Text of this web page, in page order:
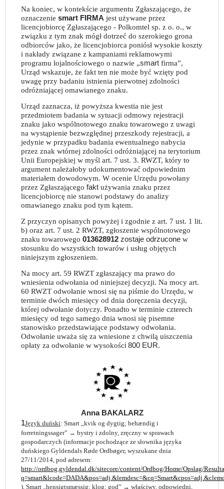
Na koniec, w kontekście argumentu Zgłaszającego, że
oznaczenie smart FIRMA jest używane przez
licencjobiorcę Zgłaszającego - Polkomtel sp. z o. o., w
związku z tym znak mógł dotrzeć do szerokiego grona
odbiorców jako, że licencjobiorca poniósł wysokie koszty
i nakłady związane z kampaniami reklamowymi
programu lojalnościowego o nazwie „smart firma”,
Urząd wskazuje, że fakt ten nie może być wzięty pod
uwagę przy badaniu istnienia pierwotnej zdolności
odróżniającej omawianego znaku.
Urząd zaznacza, iż powyższa kwestia nie jest
przedmiotem badania w sytuacji odmowy rejestracji
znaku jako wspólnotowego znaku towarowego z uwagi
na wystąpienie bezwzględnej przeszkody rejestracji, a
jedynie w przypadku badania ewentualnego nabycia
przez znak wtórnej zdolności odróżniającej na terytorium
Unii Europejskiej w myśl art. 7 ust. 3. RWZT, który to
argument należałoby udokumentować odpowiednim
materiałem dowodowym. W ocenie Urzędu powołany
przez Zgłaszającego fakt używania znaku przez
licencjobiorcę nie stanowi podstawy do analizy
omawianego znaku pod tym kątem.
Z przyczyn opisanych powyżej i zgodnie z art. 7 ust. 1 lit.
b) oraz art. 7 ust. 2 RWZT, zgłoszenie wspólnotowego
znaku towarowego 013628912 zostaje odrzucone w
stosunku do wszystkich towarów i usług objętych
niniejszym zgłoszeniem.
Na mocy art. 59 RWZT zgłaszający ma prawo do
wniesienia odwołania od niniejszej decyzji. Na mocy art.
60 RWZT odwołanie wnosi się na piśmie do Urzędu, w
terminie dwóch miesięcy od dnia doręczenia decyzji,
której odwołanie dotyczy. Ponadto w terminie czterech
miesięcy od tego samego dnia wnosi się pisemne
stanowisko przedstawiające podstawy odwołania.
Odwołanie uważa się za wniesione z chwilą uiszczenia
opłaty za odwołanie w wysokości 800 EUR.
Anna BAKALARZ
1Język duński: Smart „kvik og dygtig; behændig i
forretningssager” → bystry i zdolny, zręczny w sprawach
gospodarczych (informacje pochodzące ze słownika języka
duńskiego Gyldendals Røde Ordbøger, wyszukane dnia
27/11/2014, pod adresem:
http://ordbog.gyldendal.dk/sitecore/content/Ordbog/Home/Opslag/
), Smart „hensigtsmæssig; klog; god” → właściwy, odpowiedni,